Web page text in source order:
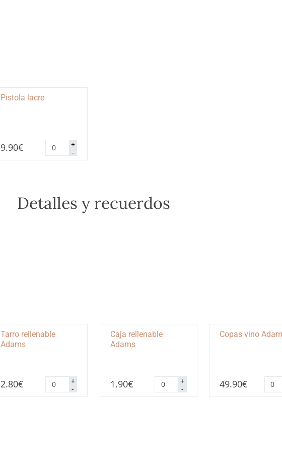
Pistola lacre
9.90€ -
Pistola
lacre
cantidad
+
Detalles y recuerdos
Tarro rellenable
Adams
2.80€ -
Tarro
rellenable
Adams
+
Caja rellenable
Adams
1.90€ -
Caja
rellenable
Adams
+
Copas vino
49.90€ vino